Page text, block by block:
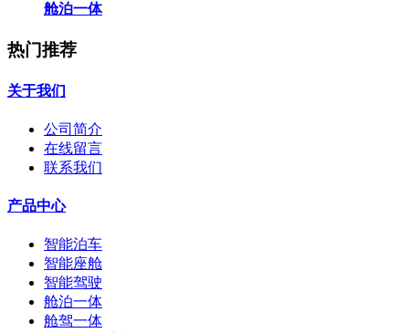
舱泊一体
热门推荐
关于我们
公司简介
在线留言
联系我们
产品中心
智能泊车
智能座舱
智能驾驶
舱泊一体
舱驾一体